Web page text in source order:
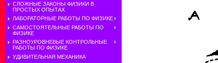
СЛОЖНЫЕ ЗАКОНЫ ФИЗИКИ В
ПРОСТЫХ ОПЫТАХ
ЛАБОРАТОРНЫЕ РАБОТЫ ПО ФИЗИКЕ
САМОСТОЯТЕЛЬНЫЕ РАБОТЫ ПО
ФИЗИКЕ
РАЗНОУРОВНЕВЫЕ КОНТРОЛЬНЫЕ
РАБОТЫ ПО ФИЗИКЕ
УДИВИТЕЛЬНАЯ МЕХАНИКА